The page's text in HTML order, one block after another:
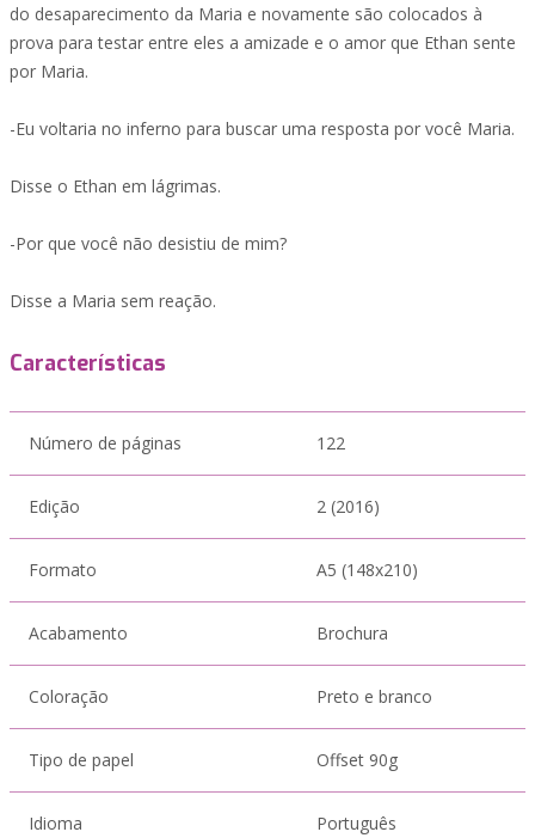
do desaparecimento da Maria e novamente são colocados à
prova para testar entre eles a amizade e o amor que Ethan sente
por Maria.
-Eu voltaria no inferno para buscar uma resposta por você Maria.
Disse o Ethan em lágrimas.
-Por que você não desistiu de mim?
Disse a Maria sem reação.
Características
Número de páginas 122
Edição 2 (2016)
Formato A5 (148x210)
Acabamento Brochura
Coloração Preto e branco
Tipo de papel Offset 90g
Idioma Português